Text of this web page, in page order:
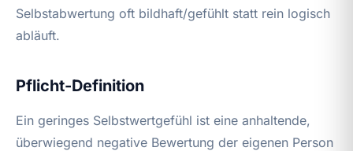
Selbstabwertung oft bildhaft/gefühlt statt rein logisch
abläuft.
Pflicht-Definition
Ein geringes Selbstwertgefühl ist eine anhaltende,
überwiegend negative Bewertung der eigenen Person